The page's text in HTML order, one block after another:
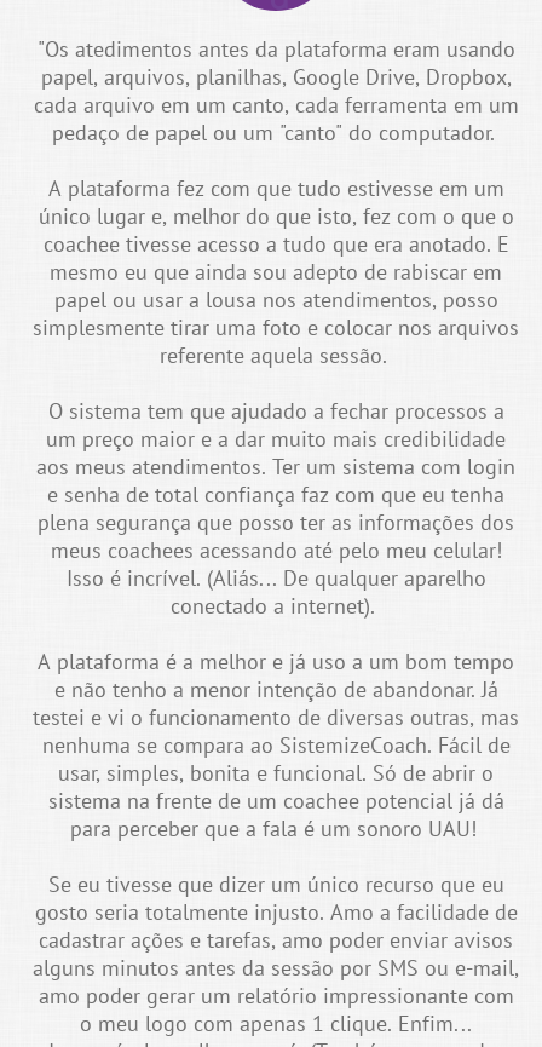
"Os atedimentos antes da plataforma eram usando
papel, arquivos, planilhas, Google Drive, Dropbox,
cada arquivo em um canto, cada ferramenta em um
pedaço de papel ou um "canto" do computador.
A plataforma fez com que tudo estivesse em um
único lugar e, melhor do que isto, fez com o que o
coachee tivesse acesso a tudo que era anotado. E
mesmo eu que ainda sou adepto de rabiscar em
papel ou usar a lousa nos atendimentos, posso
simplesmente tirar uma foto e colocar nos arquivos
referente aquela sessão.
O sistema tem que ajudado a fechar processos a
um preço maior e a dar muito mais credibilidade
aos meus atendimentos. Ter um sistema com login
e senha de total confiança faz com que eu tenha
plena segurança que posso ter as informações dos
meus coachees acessando até pelo meu celular!
Isso é incrível. (Aliás... De qualquer aparelho
conectado a internet).
A plataforma é a melhor e já uso a um bom tempo
e não tenho a menor intenção de abandonar. Já
testei e vi o funcionamento de diversas outras, mas
nenhuma se compara ao SistemizeCoach. Fácil de
usar, simples, bonita e funcional. Só de abrir o
sistema na frente de um coachee potencial já dá
para perceber que a fala é um sonoro UAU!
Se eu tivesse que dizer um único recurso que eu
gosto seria totalmente injusto. Amo a facilidade de
cadastrar ações e tarefas, amo poder enviar avisos
alguns minutos antes da sessão por SMS ou e-mail,
amo poder gerar um relatório impressionante com
o meu logo com apenas 1 clique. Enfim...